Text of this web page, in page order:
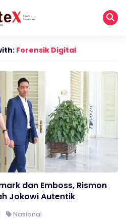
Forensik Digital
dan Emboss, Rismon
Jokowi Autentik
Nasional